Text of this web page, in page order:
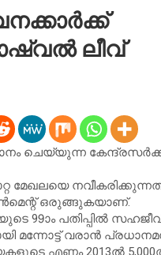
ലീവ്
ചെയ്യുന്ന
മേഖലയെ
ഒരുങ്ങുകയാണ്.
99ാം പതിപ്പില്‍
മന്നോട്ട് വരാന്‍
എണ്ണം 2013ല്‍